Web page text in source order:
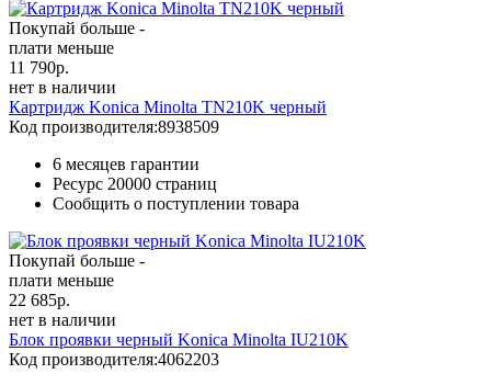
Покупай больше -
плати меньше
11 790р.
нет в наличии
Картридж Konica Minolta TN210K черный
Код производителя:8938509
6 месяцев гарантии
Ресурс 20000 страниц
Сообщить о поступлении товара
Покупай больше -
плати меньше
22 685р.
нет в наличии
Блок проявки черный Konica Minolta IU210K
Код производителя:4062203